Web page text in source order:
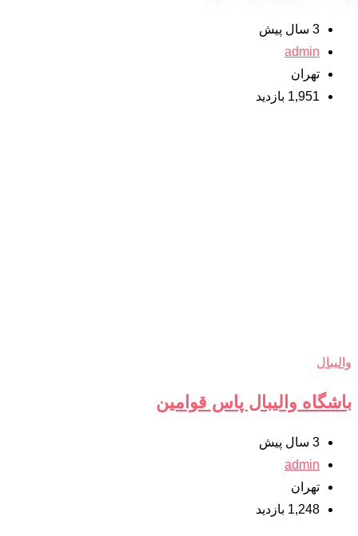
3 سال پیش
admin
تهران
1,951 بازدید
والیبال
باشگاه والیبال پاس قوامین
3 سال پیش
admin
تهران
1,248 بازدید